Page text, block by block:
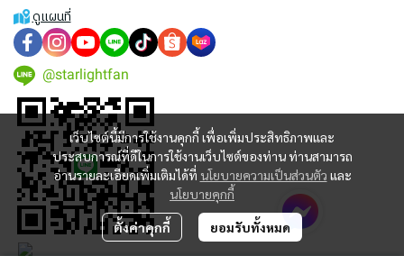
เว็บไซต์นี้มีการใช้งานคุกกี้ เพื่อเพิ่มประสิทธิภาพและ
ประสบการณ์ที่ดีในการใช้งานเว็บไซต์ของท่าน ท่านสามารถ
อ่านรายละเอียดเพิ่มเติมได้ที่ นโยบายความเป็นส่วนตัว และ
นโยบายคุกกี้
ตั้งค่าคุกกี้ ยอมรับทั้งหมด
ดูแผนที่
@starlightfan